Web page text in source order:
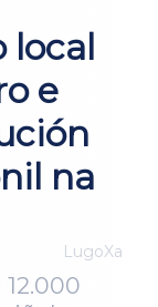
e
na
LugoXa